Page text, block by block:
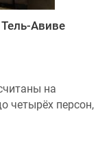
Авиве
на
четырёх персон,